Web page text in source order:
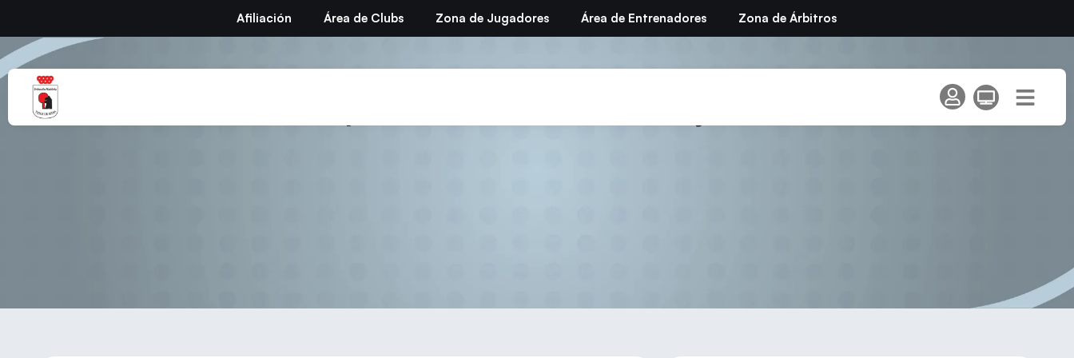
Afiliación Área de Clubs Zona de Jugadores Área de Entrenadores Zona de Árbitros